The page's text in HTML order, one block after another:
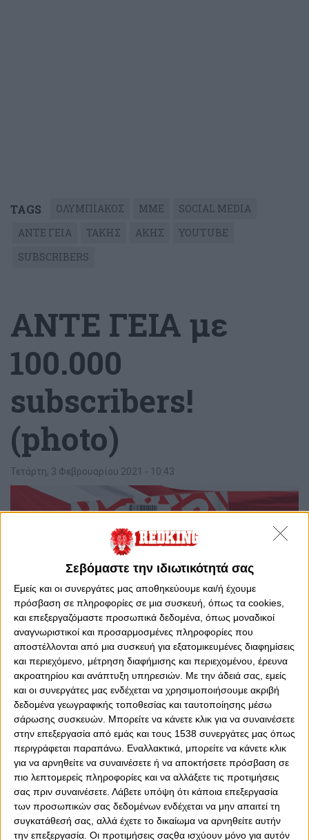
Σεβόμαστε την ιδιωτικότητά σας
Εμείς και οι συνεργάτες μας αποθηκεύουμε και/ή έχουμε
πρόσβαση σε πληροφορίες σε μια συσκευή, όπως τα cookies,
και επεξεργαζόμαστε προσωπικά δεδομένα, όπως μοναδικοί
αναγνωριστικοί και προσαρμοσμένες πληροφορίες που
αποστέλλονται από μια συσκευή για εξατομικευμένες διαφημίσεις
και περιεχόμενο, μέτρηση διαφήμισης και περιεχομένου, έρευνα
ακροατηρίου και ανάπτυξη υπηρεσιών. Με την άδειά σας, εμείς
και οι συνεργάτες μας ενδέχεται να χρησιμοποιήσουμε ακριβή
δεδομένα γεωγραφικής τοποθεσίας και ταυτοποίησης μέσω
σάρωσης συσκευών. Μπορείτε να κάνετε κλικ για να συναινέσετε
στην επεξεργασία από εμάς και τους 1538 συνεργάτες μας όπως
περιγράφεται παραπάνω. Εναλλακτικά, μπορείτε να κάνετε κλικ
για να αρνηθείτε να συναινέσετε ή να αποκτήσετε πρόσβαση σε
πιο λεπτομερείς πληροφορίες και να αλλάξετε τις προτιμήσεις
σας πριν συναινέσετε. Λάβετε υπόψη ότι κάποια επεξεργασία
των προσωπικών σας δεδομένων ενδέχεται να μην απαιτεί τη
συγκατάθεσή σας, αλλά έχετε το δικαίωμα να αρνηθείτε αυτήν
την επεξεργασία. Οι προτιμήσεις σαςθα ισχύουν μόνο για αυτόν
TAGS ΟΛΥΜΠΙΑΚΟΣ ΜΜΕ
SOCIAL MEDIA
ΑΝΤΕ ΓΕΙΑ
ΤΑΚΗΣ ΑΚΗΣ
YOUTUBE
SUBSCRIBERS
ΑΝΤΕ ΓΕΙΑ με
100.000
subscribers!
(photo)
Τετάρτη, 3 Φεβρουαρίου 2021 - 10:43
0 0
Ξεπέρασε τους 100.000 subscribers το κανάλι του ΑΝΤΕ
ΓΕΙΑ official, στο YouTube! Ο Άκης και ο Τάκης σηκώνουν
και αυτή την κούπα! Κόντρα σε όλο τον πόλεμο που
έχουν δεχθεί, όπως και κάθε τι ή καθένας γύρω από τον
Ολυμπιακό, οι συντελεστές της θρυλικής εκπομπής δεν…
μασάνε! Στα… φρύδια τους ο πόλεμος, που λέει και ο
Τάκης, κομψά, όπως πάντα!
Η εκπομπή συνεχίζει την ανοδική της πορεία! Ο κόσμος